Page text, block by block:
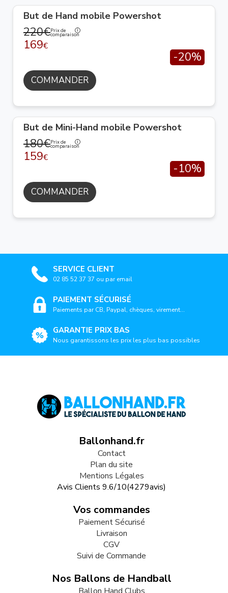
But de Hand mobile Powershot
220€Prix de
comparaison
169€
-20%
COMMANDER
But de Mini-Hand mobile Powershot
180€Prix de
comparaison
159€
-10%
COMMANDER
SERVICE CLIENT
02 85 52 37 37 ou par email
PAIEMENT SÉCURISÉ
Paiements par CB, Paypal, chèques, virement...
GARANTIE PRIX BAS
Nous garantissons les prix les plus bas possibles
Ballonhand.fr
Contact
Plan du site
Mentions Légales
Avis Clients 9.6/10(4279avis)
Vos commandes
Paiement Sécurisé
Livraison
CGV
Suivi de Commande
Nos Ballons de Handball